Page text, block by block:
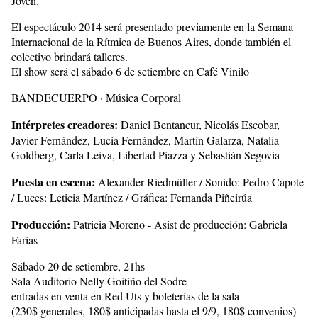
El espectáculo 2014 será presentado previamente en la Semana
Internacional de la Rítmica de Buenos Aires, donde también el
colectivo brindará talleres.
El show será el sábado 6 de setiembre en Café Vinilo
BANDECUERPO · Música Corporal
Intérpretes creadores: Daniel Bentancur, Nicolás Escobar,
Javier Fernández, Lucía Fernández, Martín Galarza, Natalia
Goldberg, Carla Leiva, Libertad Piazza y Sebastián Segovia
Puesta en escena: Alexander Riedmüller / Sonido: Pedro Capote
/ Luces: Leticia Martínez / Gráfica: Fernanda Piñeirúa
Producción: Patricia Moreno - Asist de producción: Gabriela
Farías
Sábado 20 de setiembre, 21hs
Sala Auditorio Nelly Goitiño del Sodre
entradas en venta en Red Uts y boleterías de la sala
(230$ generales, 180$ anticipadas hasta el 9/9, 180$ convenios)